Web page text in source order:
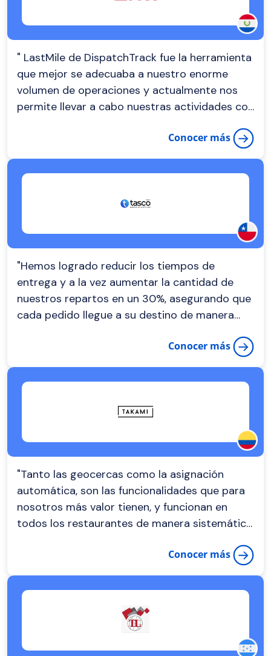
" LastMile de DispatchTrack fue la herramienta
que mejor se adecuaba a nuestro enorme
volumen de operaciones y actualmente nos
permite llevar a cabo nuestras actividades con
Conocer más
"Hemos logrado reducir los tiempos de
entrega y a la vez aumentar la cantidad de
nuestros repartos en un 30%, asegurando que
cada pedido llegue a su destino de manera
convertido en un socio estratégico de Tasco.
El nivel de detalles que permite registrar la
aplicación no solo asegura la transparencia y
también refuerza la confianza y satisfacción
Conocer más
"Tanto las geocercas como la asignación
automática, son las funcionalidades que para
nosotros más valor tienen, y funcionan en
todos los restaurantes de manera sistemática.
valor también ya que para ellos es muy útil
poder simplemente recibir el pedido. Ya saben
dónde lo tienen que recoger, a dónde van,
cambian los estados y para ellos es muy
Conocer más